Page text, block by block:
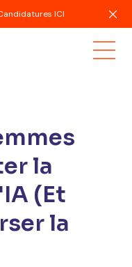
ICI
la
(Et
la